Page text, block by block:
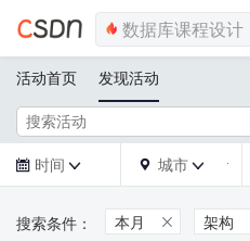
活动首页 发现活动
 时间   城市 
本月  架构